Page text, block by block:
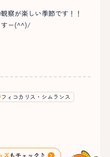
察が楽しい季節です！！
すー(^^)/
フィコカリス・シムランス